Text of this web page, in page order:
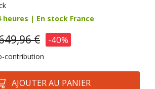
heures | En stock France
€ -40%
contribution
AJOUTER AU PANIER